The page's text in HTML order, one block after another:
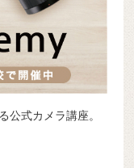
公式カメラ講座。